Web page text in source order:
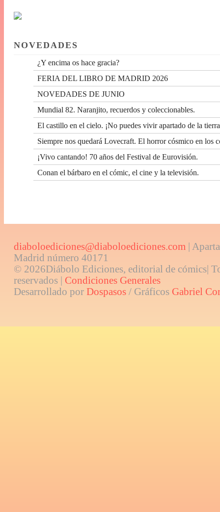
NOVEDADES
¿Y encima os hace gracia?
FERIA DEL LIBRO DE MADRID 2026
NOVEDADES DE JUNIO
Mundial 82. Naranjito, recuerdos y coleccionables.
El castillo en el cielo. ¡No puedes vivir apartado de la
Siempre nos quedará Lovecraft. El horror cósmico en los
¡Vivo cantando! 70 años del Festival de Eurovisión.
Conan el bárbaro en el cómic, el cine y la televisión.
diaboloediciones@diaboloediciones.com |
Madrid número 40171
© 2026Diábolo Ediciones, editorial de cómics|
reservados | Condiciones Generales
Desarrollado por Dospasos / Gráficos Gabriel